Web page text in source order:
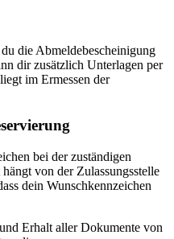
die Abmeldebescheinigung
dir zusätzlich Unterlagen per
im Ermessen der
bei der zuständigen
von der Zulassungsstelle
dein Wunschkennzeichen
Erhalt aller Dokumente von